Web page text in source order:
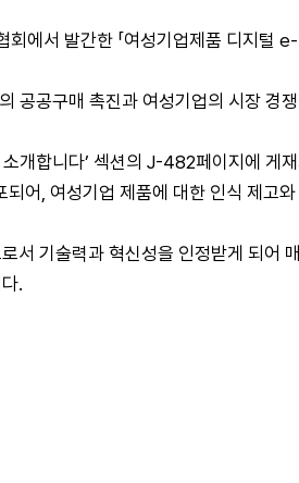
에서 발간한 「여성기업제품 디지털
공공구매 촉진과 여성기업의 시장 경
소개합니다’ 섹션의 J-482페이지에
어, 여성기업 제품에 대한 인식 제고
서 기술력과 혁신성을 인정받게 되어
.